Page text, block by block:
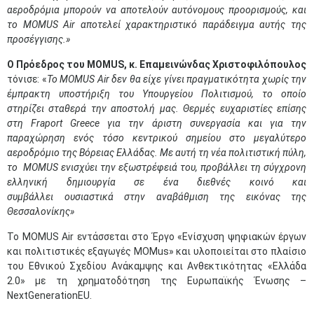
αεροδρόμια μπορούν να αποτελούν αυτόνομους προορισμούς, και
το MOMUS Air αποτελεί χαρακτηριστικό παράδειγμα αυτής της
προσέγγισης.»
Ο Πρόεδρος του MOMUS, κ. Επαμεινώνδας Χριστοφιλόπουλος
τόνισε: «Το MOMUS Air δεν θα είχε γίνει πραγματικότητα χωρίς την
έμπρακτη υποστήριξη του Υπουργείου Πολιτισμού, το οποίο
στηρίζει σταθερά την αποστολή μας. Θερμές ευχαριστίες επίσης
στη Fraport Greece για την άριστη συνεργασία και για την
παραχώρηση ενός τόσο κεντρικού σημείου στο μεγαλύτερο
αεροδρόμιο της Βόρειας Ελλάδας. Με αυτή τη νέα πολιτιστική πύλη,
το MOMUS ενισχύει την εξωστρέφειά του, προβάλλει τη σύγχρονη
ελληνική δημιουργία σε ένα διεθνές κοινό και
συμβάλλει ουσιαστικά στην αναβάθμιση της εικόνας της
Θεσσαλονίκης»
Το MOMUS Air εντάσσεται στο Έργο «Ενίσχυση ψηφιακών έργων
και πολιτιστικές εξαγωγές MOMus» και υλοποιείται στο πλαίσιο
του Εθνικού Σχεδίου Ανάκαμψης και Ανθεκτικότητας «Ελλάδα
2.0» με τη χρηματοδότηση της Ευρωπαϊκής Ένωσης –
NextGenerationEU.